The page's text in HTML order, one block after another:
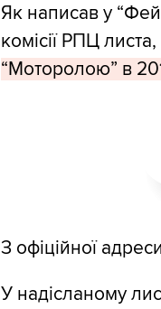
Як написав у
комісії РПЦ
“Моторолою” в
З офіційної
У надісланому